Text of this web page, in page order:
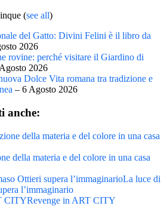
(see all)
del Gatto: Divini Felini è il libro da
2026
rovine: perché visitare il Giardino di
2026
Dolce Vita romana tra tradizione e
– 6 Agosto 2026
anche:
della materia e del colore in una casa
La luce di
l’immaginario
Revenge in ART CITY